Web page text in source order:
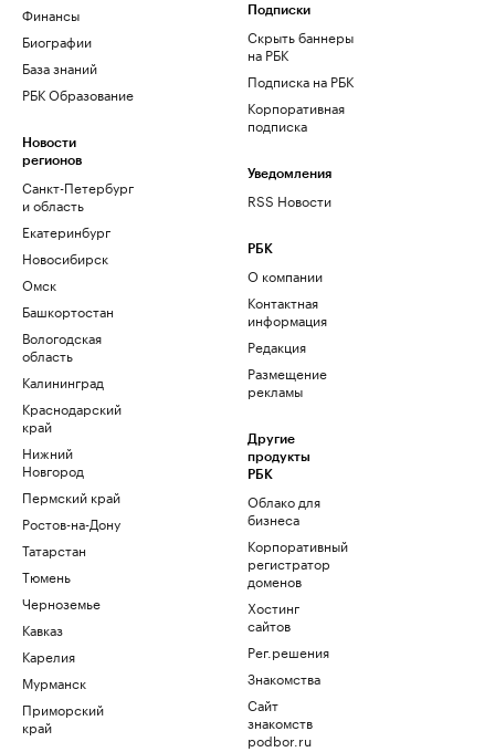
Финансы
Биографии
База знаний
РБК Образование
Новости
регионов
Санкт-Петербург
и область
Екатеринбург
Новосибирск
Омск
Башкортостан
Вологодская
область
Калининград
Краснодарский
край
Нижний
Новгород
Пермский край
Ростов-на-Дону
Татарстан
Тюмень
Черноземье
Кавказ
Карелия
Мурманск
Приморский
край
Подписки
Скрыть баннеры
на РБК
Подписка на РБК
Корпоративная
подписка
Уведомления
RSS Новости
РБК
О компании
Контактная
информация
Редакция
Размещение
рекламы
Другие
продукты
РБК
Облако для
бизнеса
Корпоративный
регистратор
доменов
Хостинг
сайтов
Рег.решения
Знакомства
Сайт
знакомств
podbor.ru